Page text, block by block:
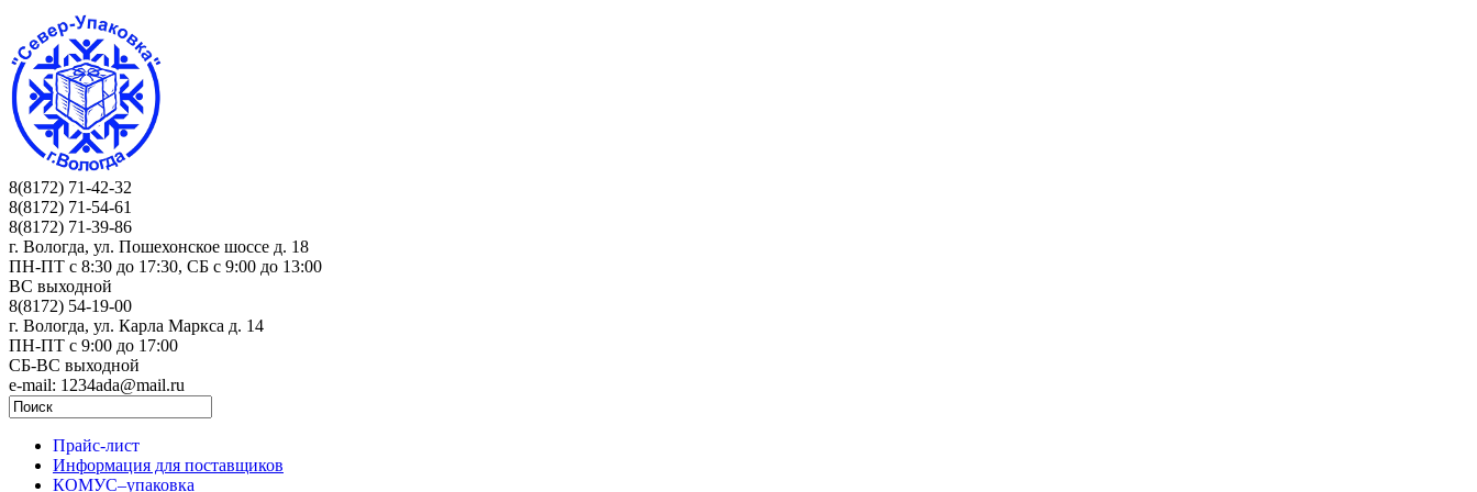
8(8172) 71-42-32
8(8172) 71-54-61
8(8172) 71-39-86
г. Вологда, ул. Пошехонское шоссе д. 18
ПН-ПТ c 8:30 до 17:30, СБ с 9:00 до 13:00
ВС выходной
8(8172) 54-19-00
г. Вологда, ул. Карла Маркса д. 14
ПН-ПТ c 9:00 до 17:00
СБ-ВС выходной
e-mail: 1234ada@mail.ru
Прайс-лист
Информация для поставщиков
КОМУС–упаковка